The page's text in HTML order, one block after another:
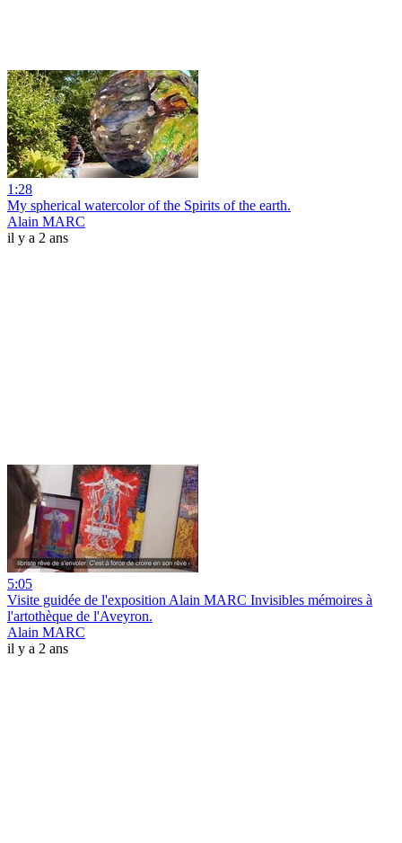
1:28
My spherical watercolor of the Spirits of the earth.
Alain MARC
il y a 2 ans
5:05
Visite guidée de l'exposition Alain MARC Invisibles mémoires à
l'artothèque de l'Aveyron.
Alain MARC
il y a 2 ans